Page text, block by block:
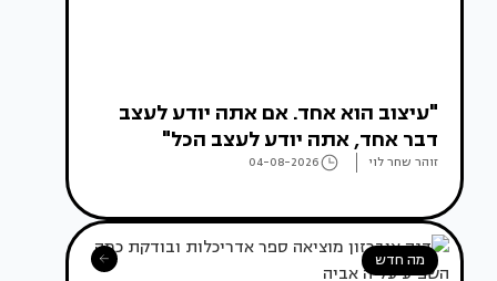
"עיצוב הוא אחד. אם אתה יודע לעצב
דבר אחד, אתה יודע לעצב הכל"
זוהר שחר לוי 04-08-2026
מה חדש